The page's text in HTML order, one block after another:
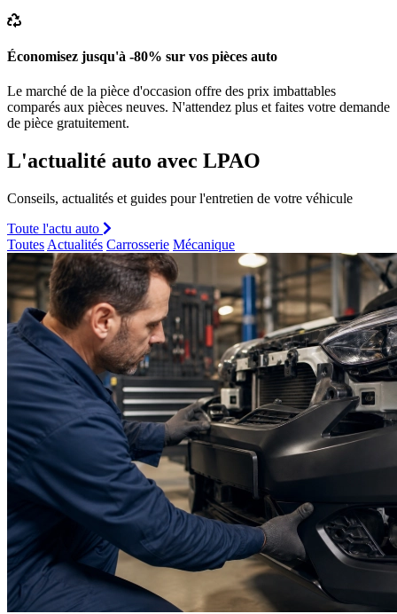
Économisez jusqu'à -80% sur vos pièces auto
Le marché de la pièce d'occasion offre des prix imbattables
comparés aux pièces neuves. N'attendez plus et faites votre demande
de pièce gratuitement.
L'actualité auto avec LPAO
Conseils, actualités et guides pour l'entretien de votre véhicule
Toute l'actu auto
Toutes Actualités Carrosserie Mécanique